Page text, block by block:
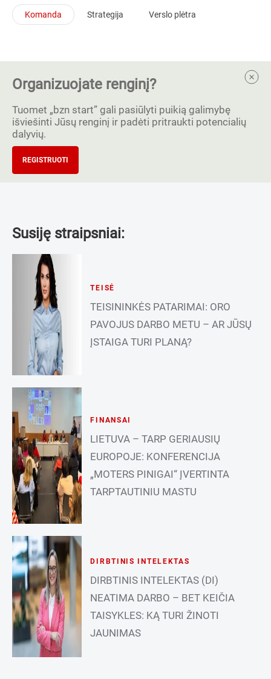
Komanda Strategija Verslo plėtra
Organizuojate renginį?
Tuomet „bzn start” gali pasiūlyti puikią galimybę
išviešinti Jūsų renginį ir padėti pritraukti potencialių
dalyvių.
REGISTRUOTI
Susiję straipsniai:
TEISĖ
TEISININKĖS PATARIMAI: ORO
PAVOJUS DARBO METU – AR JŪSŲ
ĮSTAIGA TURI PLANĄ?
FINANSAI
LIETUVA – TARP GERIAUSIŲ
EUROPOJE: KONFERENCIJA
„MOTERS PINIGAI“ ĮVERTINTA
TARPTAUTINIU MASTU
DIRBTINIS INTELEKTAS
DIRBTINIS INTELEKTAS (DI)
NEATIMA DARBO – BET KEIČIA
TAISYKLES: KĄ TURI ŽINOTI
JAUNIMAS